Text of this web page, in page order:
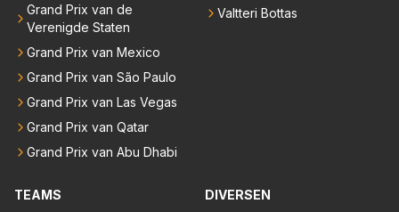
Grand Prix van de
Verenigde Staten
Grand Prix van Mexico
Grand Prix van São Paulo
Grand Prix van Las Vegas
Grand Prix van Qatar
Grand Prix van Abu Dhabi
Valtteri Bottas
TEAMS
DIVERSEN